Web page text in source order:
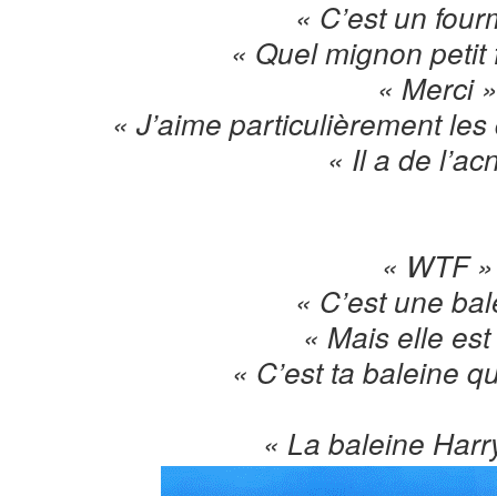
« C’est un
« Quel mignon petit
« Merci
« J’aime particulièrement
« Il a de
« WTF »
« C’est une
« Mais elle
« C’est ta baleine
« La baleine